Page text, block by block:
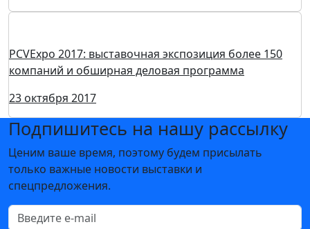
Международная выставка промышленных насосов,
компрессоров и трубопроводной арматуры,
приводов и двигателей PCVExpo 2020 начнет свою
работу 27 октября
20 октября 2020
PCVExpo 2017: эффективная возможность привлечь